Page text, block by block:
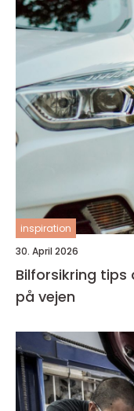
inspiration
30. April 2026
Bilforsikring tips
på vejen